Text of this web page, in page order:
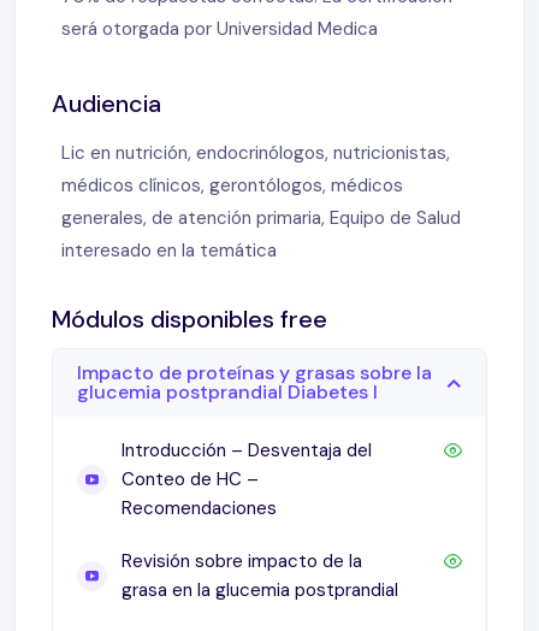
será otorgada por Universidad Medica
Audiencia
Lic en nutrición, endocrinólogos, nutricionistas,
médicos clínicos, gerontólogos, médicos
generales, de atención primaria, Equipo de Salud
interesado en la temática
Módulos disponibles free
Impacto de proteínas y grasas sobre la
glucemia postprandial Diabetes I
Introducción – Desventaja del
Conteo de HC –
Recomendaciones
Revisión sobre impacto de la
grasa en la glucemia postprandial